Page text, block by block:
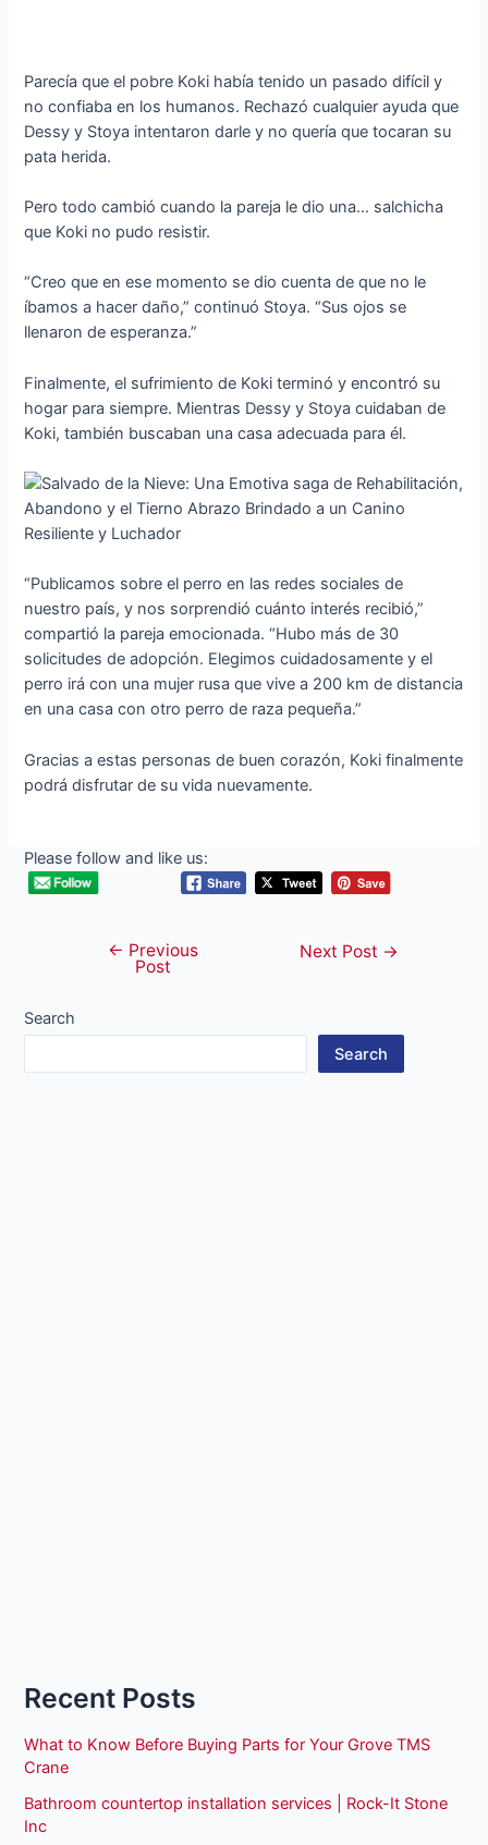
Parecía que el pobre Koki había tenido un pasado difícil y
no confiaba en los humanos. Rechazó cualquier ayuda que
Dessy y Stoya intentaron darle y no quería que tocaran su
pata herida.
Pero todo cambió cuando la pareja le dio una… salchicha
que Koki no pudo resistir.
“Creo que en ese momento se dio cuenta de que no le
íbamos a hacer daño,” continuó Stoya. “Sus ojos se
llenaron de esperanza.”
Finalmente, el sufrimiento de Koki terminó y encontró su
hogar para siempre. Mientras Dessy y Stoya cuidaban de
Koki, también buscaban una casa adecuada para él.
“Publicamos sobre el perro en las redes sociales de
nuestro país, y nos sorprendió cuánto interés recibió,”
compartió la pareja emocionada. “Hubo más de 30
solicitudes de adopción. Elegimos cuidadosamente y el
perro irá con una mujer rusa que vive a 200 km de distancia
en una casa con otro perro de raza pequeña.”
Gracias a estas personas de buen corazón, Koki finalmente
podrá disfrutar de su vida nuevamente.
Please follow and like us:
navigation
← Previous
Post
Next Post →
Search
Search
Recent Posts
What to Know Before Buying Parts for Your Grove TMS
Crane
Bathroom countertop installation services | Rock-It Stone
Inc